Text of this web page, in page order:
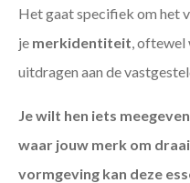
Het gaat specifiek om het
je merkidentiteit ,
uitdragen aan de
Je wilt hen iets
waar jouw merk om
vormgeving kan deze